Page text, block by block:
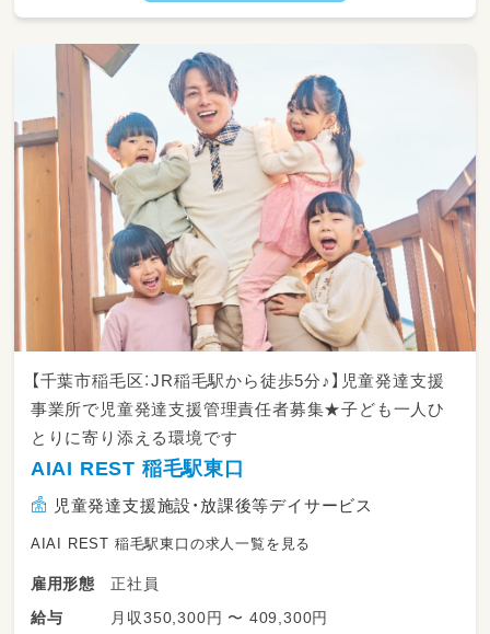
・生活スキルや社会性を育てるプログラム運営
・個別支援計画に基づく支援実施
・保護者支援・連携
・記録・評価業務（パソコン・タブレット使用）
★勤務イメージ（子どもの受け入れ時間）
平日
14：30〜18：00
土曜祝日
①09：15〜12：20 ②14：00〜17：05
【千葉市稲毛区：JR稲毛駅から徒歩5分♪】児童発達支援
事業所で児童発達支援管理責任者募集★子ども一人ひ
とりに寄り添える環境です
AIAI REST 稲毛駅東口
児童発達支援施設・放課後等デイサービス
AIAI REST 稲毛駅東口の求人一覧を見る
雇用形態
正社員
給与
月収350,300円 〜 409,300円